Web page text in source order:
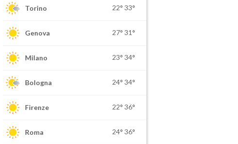
Torino 22° 33°
Genova 27° 31°
Milano 23° 34°
Bologna 24° 34°
Firenze 22° 36°
Roma 24° 36°